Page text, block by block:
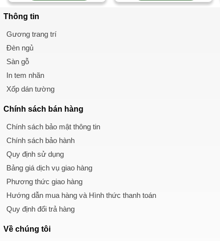
Thông tin
Gương trang trí
Đèn ngủ
Sàn gỗ
In tem nhãn
Xốp dán tường
Chính sách bán hàng
Chính sách bảo mật thông tin
Chính sách bảo hành
Quy định sử dụng
Bảng giá dịch vụ giao hàng
Phương thức giao hàng
Hướng dẫn mua hàng và Hình thức thanh toán
Quy định đổi trả hàng
Về chúng tôi